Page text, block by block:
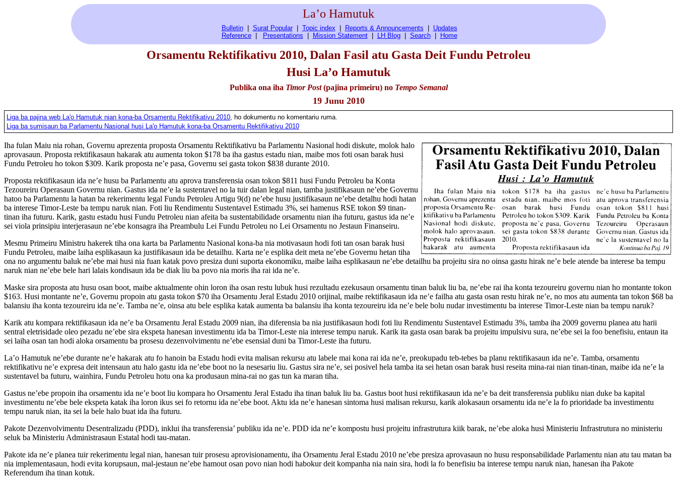
La’o Hamutuk
Bulletin| Surat Popular| Topic index Reports & Announcements
Updates
Reference| Presentations Mission Statement| LH Blog| Search| Home
Orsamentu Rektifikativu 2010, Dalan Fasil atu Gasta Deit Fundu Petroleu
Husi La’o Hamutuk
Publika ona iha Timor Post(pajina primeiru) no Tempo Semanal
19 Junu 2010
Liga ba pajina web La'o Hamutuk nian kona-ba Orsamentu Rektifikativu 2010 , ho dokumentu no komentariu ruma.
Liga ba sumisaun ba Parlamentu Nasional husi La'o Hamutuk kona-ba Orsamentu Rektifikativu 2010
Iha fulan Maiu nia rohan, Governu aprezenta proposta Orsamentu Rektifikativu ba Parlamentu Nasional hodi diskute, molok halo
aprovasaun. Proposta rektifikasaun hakarak atu aumenta tokon $178 ba iha gastus estadu nian, maibe mos foti osan barak husi
Fundu Petroleu ho tokon $309. Karik proposta ne’e pasa, Governu sei gasta tokon $838 durante 2010.
Proposta rektifikasaun ida ne’e husu ba Parlamentu atu aprova transferensia osan tokon $811 husi Fundu Petroleu ba Konta
Tezoureiru Operasaun Governu nian. Gastus ida ne’e la sustentavel no la tuir dalan legal nian, tamba justifikasaun ne’ebe Governu
hatoo ba Parlamentu la hatan ba rekerimentu legal Fundu Petroleu Artigu 9(d) ne’ebe husu justifikasaun ne’ebe detalhu hodi hatan
ba interese Timor-Leste ba tempu naruk nian. Foti liu Rendimentu Sustentavel Estimadu 3%, sei hamenus RSE tokon $9 tinan-
tinan iha futuru. Karik, gastu estadu husi Fundu Petroleu nian afeita ba sustentabilidade orsamentu nian iha futuru, gastus ida ne’e
sei viola prinsipiu interjerasaun ne’ebe konsagra iha Preambulu Lei Fundu Petroleu no Lei Orsamentu no Jestaun Finanseiru.
Mesmu Primeiru Ministru hakerek tiha ona karta ba Parlamentu Nasional kona-ba nia motivasaun hodi foti tan osan barak husi
Fundu Petroleu, maibe laiha esplikasaun ka justifikasaun ida be detailhu. Karta ne’e esplika deit meta ne’ebe Governu hetan tiha
ona no argumentu baluk ne’ebe mai husi nia fuan katak povo presiza duni suporta ekonomiku, maibe laiha esplikasaun ne’ebe detailhu ba projeitu sira no oinsa gastu hirak ne’e bele atende ba interese ba tempu
naruk nian ne’ebe bele hari lalais kondisaun ida be diak liu ba povo nia moris iha rai ida ne’e.
Maske sira proposta atu husu osan boot, maibe aktualmente ohin loron iha osan restu lubuk husi rezultadu ezekusaun orsamentu tinan baluk liu ba, ne’ebe rai iha konta tezoureiru governu nian ho montante tokon
$163. Husi montante ne’e, Governu propoin atu gasta tokon $70 iha Orsamentu Jeral Estadu 2010 orijinal, maibe rektifikasaun ida ne’e failha atu gasta osan restu hirak ne’e, no mos atu aumenta tan tokon $68 ba
balansiu iha konta tezoureiru ida ne’e. Tamba ne’e, oinsa atu bele esplika katak aumenta ba balansiu iha konta tezoureiru ida ne’e bele bolu nudar investimentu ba interese Timor-Leste nian ba tempu naruk?
Karik atu kompara rektifikasaun ida ne’e ba Orsamentu Jeral Estadu 2009 nian, iha diferensia ba nia justifikasaun hodi foti liu Rendimentu Sustentavel Estimadu 3%, tamba iha 2009 governu planea atu harii
sentral eletrisidade oleo pezadu ne’ebe sira ekspeta hanesan investimentu ida ba Timor-Leste nia interese tempu naruk. Karik ita gasta osan barak ba projeitu impulsivu sura, ne’ebe sei la foo benefisiu, entaun ita
sei laiha osan tan hodi aloka orsamentu ba prosesu dezenvolvimentu ne’ebe esensial duni ba Timor-Leste iha futuru.
La’o Hamutuk ne’ebe durante ne’e hakarak atu fo hanoin ba Estadu hodi evita malisan rekursu atu labele mai kona rai ida ne’e, preokupadu teb-tebes ba planu rektifikasaun ida ne’e. Tamba, orsamentu
rektifikativu ne’e expresa deit intensaun atu halo gastu ida ne’ebe boot no la nesesariu liu. Gastus sira ne’e, sei posivel hela tamba ita sei hetan osan barak husi reseita mina-rai nian tinan-tinan, maibe ida ne’e la
sustentavel ba futuru, wainhira, Fundu Petroleu hotu ona ka produsaun mina-rai no gas tun ka maran tiha.
Gastus ne’ebe propoin iha orsamentu ida ne’e boot liu kompara ho Orsamentu Jeral Estadu iha tinan baluk liu ba. Gastus boot husi rektifikasaun ida ne’e ba deit transferensia publiku nian duke ba kapital
investimentu ne’ebe bele ekspeta katak iha loron ikus sei fo retornu ida ne’ebe boot. Aktu ida ne’e hanesan sintoma husi malisan rekursu, karik alokasaun orsamentu ida ne’e la fo prioridade ba investimentu
tempu naruk nian, ita sei la bele halo buat ida iha futuru.
Pakote Dezenvolvimentu Desentralizadu (PDD), inklui iha transferensia’ publiku ida ne’e. PDD ida ne’e kompostu husi projeitu infrastrutura kiik barak, ne’ebe aloka husi Ministeriu Infrastrutura no ministeriu
seluk ba Ministeriu Administrasaun Estatal hodi tau-matan.
Pakote ida ne’e planea tuir rekerimentu legal nian, hanesan tuir prosesu aprovisionamentu, iha Orsamentu Jeral Estadu 2010 ne’ebe presiza aprovasaun no husu responsabilidade Parlamentu nian atu tau matan ba
nia implementasaun, hodi evita korupsaun, mal-jestaun ne’ebe hamout osan povo nian hodi habokur deit kompanha nia nain sira, hodi la fo benefisiu ba interese tempu naruk nian, hanesan iha Pakote
Referendum iha tinan kotuk.